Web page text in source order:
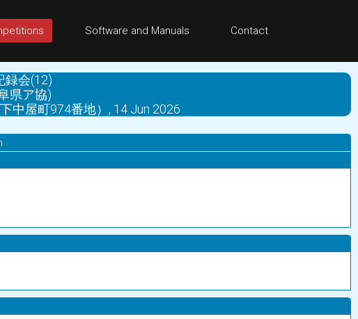
Software and Manuals Contact
録会(12)
県ア協)
屋町974番地）, 14 Jun 2026